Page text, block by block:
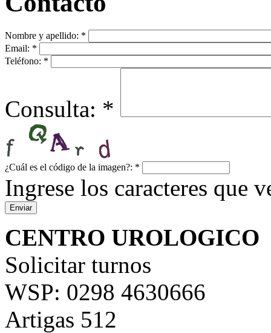
Nombre y apellido: *
Email: *
Teléfono: *
Consulta: *
¿Cuál es el código de la imagen?: *
Ingrese los caracteres que
CENTRO UROLOGICO
Solicitar turnos
WSP: 0298 4630666
Artigas 512